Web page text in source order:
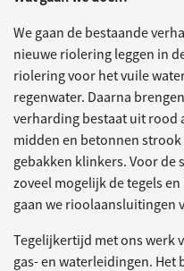
We gaan de bestaande
nieuwe riolering leggen in
riolering voor het vuile
regenwater. Daarna
verharding bestaat uit rood
midden en betonnen
gebakken klinkers. Voor
zoveel mogelijk de tegels
gaan we rioolaansluitingen
Tegelijkertijd met ons werk
gas- en waterleidingen. Het